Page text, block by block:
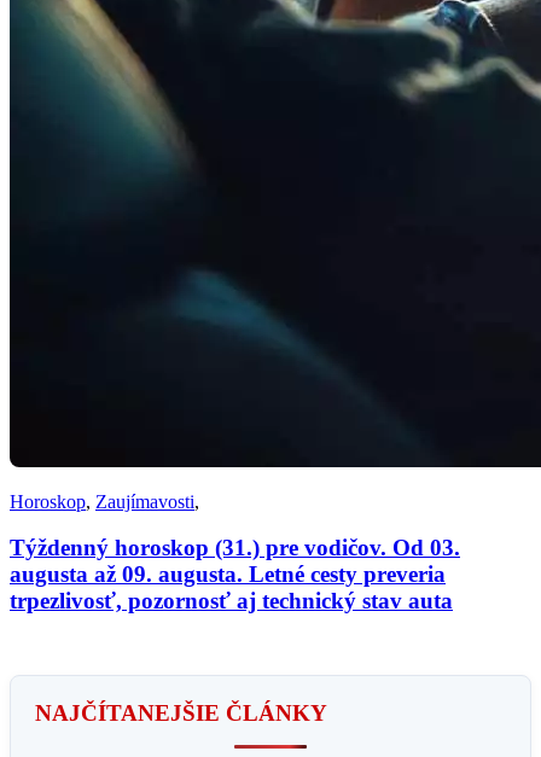
Horoskop, Zaujímavosti,
Týždenný horoskop (31.) pre vodičov. Od 03.
augusta až 09. augusta. Letné cesty preveria
trpezlivosť, pozornosť aj technický stav auta
NAJČÍTANEJŠIE ČLÁNKY